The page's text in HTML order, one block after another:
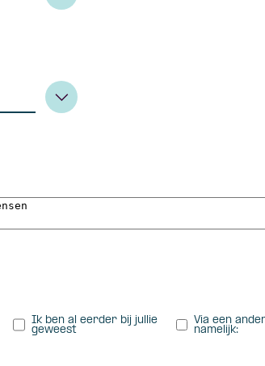
Ik ben al eerder bij jullie
geweest
Via een
namelijk: